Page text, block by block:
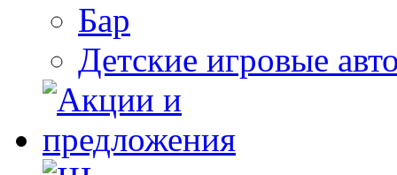
Бар
Детские игровые